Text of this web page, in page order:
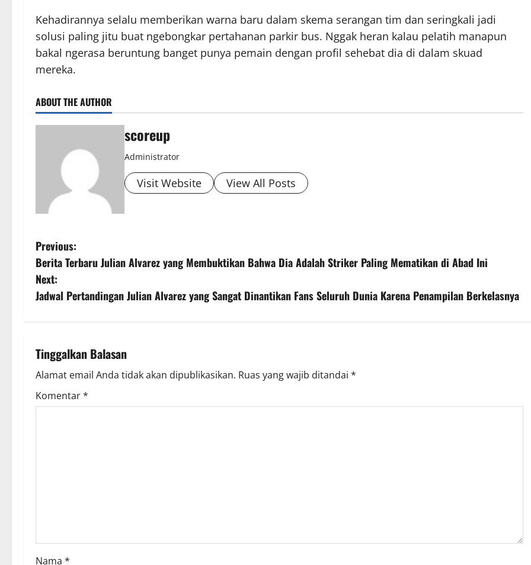
Kehadirannya selalu memberikan warna baru dalam skema serangan tim dan seringkali jadi
solusi paling jitu buat ngebongkar pertahanan parkir bus. Nggak heran kalau pelatih manapun
bakal ngerasa beruntung banget punya pemain dengan profil sehebat dia di dalam skuad
mereka.
ABOUT THE AUTHOR
scoreup
Administrator
Visit Website View All Posts
P
o
s
n
a
v
o
Previous:
Berita Terbaru Julian Alvarez yang Membuktikan Bahwa Dia Adalah Striker Paling Mematikan di Abad Ini
Next:
Jadwal Pertandingan Julian Alvarez yang Sangat Dinantikan Fans Seluruh Dunia Karena Penampilan Berkelasnya
Tinggalkan Balasan
Alamat email Anda tidak akan dipublikasikan. Ruas yang wajib ditandai *
Komentar*
Nama *